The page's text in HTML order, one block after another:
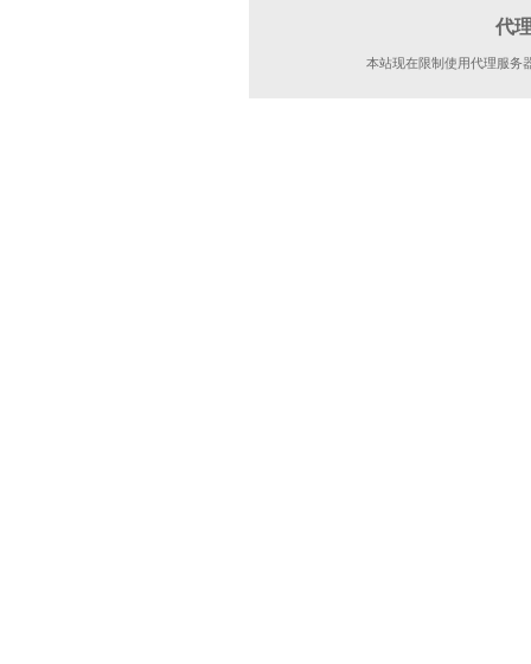
代
本站现在限制使用代理服务